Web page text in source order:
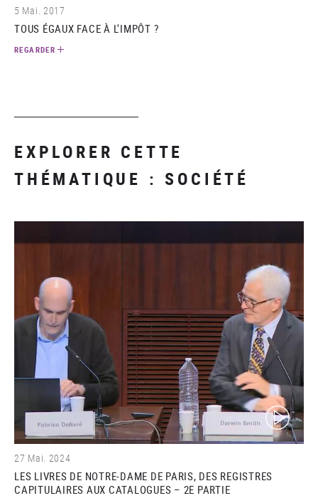
5 Mai. 2017
TOUS ÉGAUX FACE À L'IMPÔT ?
REGARDER
EXPLORER CETTE
THÉMATIQUE : SOCIÉTÉ
(video)
27 Mai. 2024
LES LIVRES DE NOTRE-DAME DE PARIS, DES REGISTRES
CAPITULAIRES AUX CATALOGUES – 2E PARTIE